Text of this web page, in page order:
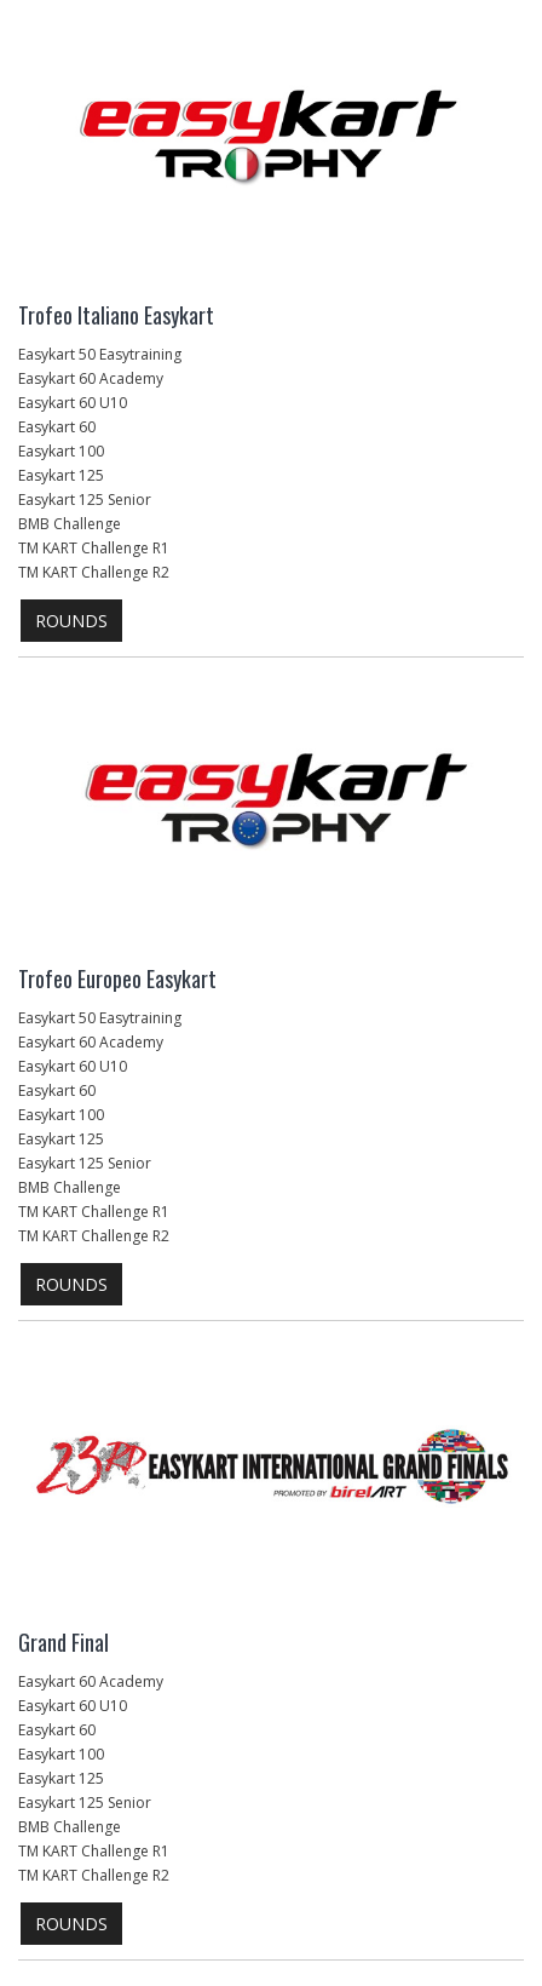
Trofeo Italiano Easykart
Easykart 50 Easytraining
Easykart 60 Academy
Easykart 60 U10
Easykart 60
Easykart 100
Easykart 125
Easykart 125 Senior
BMB Challenge
TM KART Challenge R1
TM KART Challenge R2
ROUNDS
Trofeo Europeo Easykart
Easykart 50 Easytraining
Easykart 60 Academy
Easykart 60 U10
Easykart 60
Easykart 100
Easykart 125
Easykart 125 Senior
BMB Challenge
TM KART Challenge R1
TM KART Challenge R2
ROUNDS
Grand Final
Easykart 60 Academy
Easykart 60 U10
Easykart 60
Easykart 100
Easykart 125
Easykart 125 Senior
BMB Challenge
TM KART Challenge R1
TM KART Challenge R2
ROUNDS